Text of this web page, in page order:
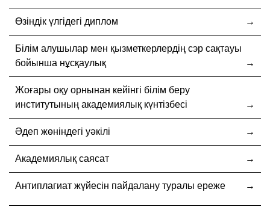
Өзіндік үлгідегі диплом
Білім алушылар мен қызметкерлердің сэр сақтауы
бойынша нұсқаулық
Жоғары оқу орнынан кейінгі білім беру
институтының академиялық күнтізбесі
Әдеп жөніндегі уәкілі
Академиялық саясат
Антиплагиат жүйесін пайдалану туралы ереже